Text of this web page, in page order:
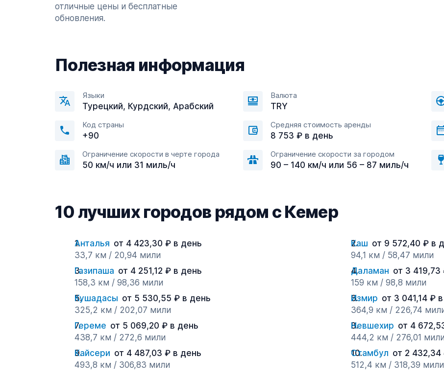
отличные цены и бесплатные
обновления.
Полезная информация
Языки
Турецкий, Курдский, Арабский
Валюта
TRY
Код страны
+90
Средняя стоимость аренды
8 753 ₽ в день
Ограничение скорости в черте города
50 км/ч или 31 миль/ч
Ограничение скорости за городом
90 – 140 км/ч или 56 – 87 миль/ч
10 лучших городов рядом с Кемер
Анталья от 4 423,30 ₽ в день
33,7 км / 20,94 мили
Каш от 9 572,40 ₽ в
94,1 км / 58,47 мили
Газипаша от 4 251,12 ₽ в день
158,3 км / 98,36 мили
Даламан от 3 419,73
159 км / 98,8 мили
Кушадасы от 5 530,55 ₽ в день
325,2 км / 202,07 мили
Измир от 3 041,14 ₽
364,9 км / 226,74
Гереме от 5 069,20 ₽ в день
438,7 км / 272,6 мили
Невшехир от 4
444,2 км / 276,01 мили
Кайсери от 4 487,03 ₽ в день
493,8 км / 306,83 мили
Стамбул от 2 432,34
512,4 км / 318,39 мили